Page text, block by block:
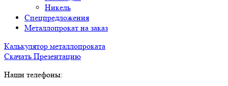
Никель
Спецпредложения
Металлопрокат на заказ
Калькулятор металлопроката
Скачать Презентацию
Наши телефоны: